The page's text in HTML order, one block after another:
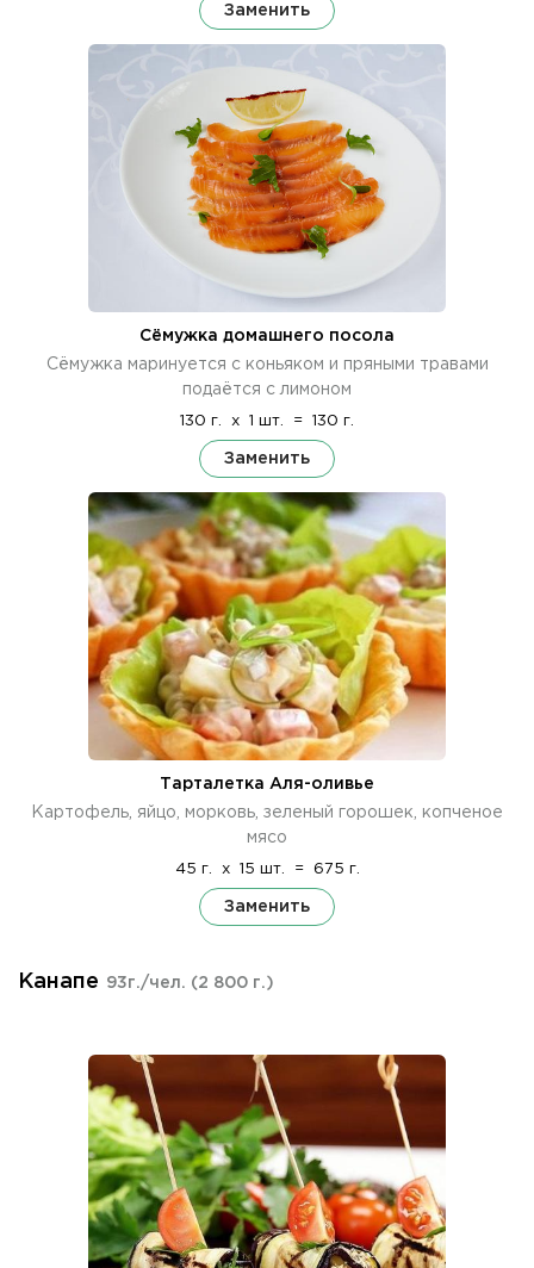
Заменить
Сёмужка домашнего посола
Сёмужка маринуется с коньяком и пряными травами
подаётся с лимоном
130 г. x 1 шт. = 130 г.
Заменить
Тарталетка Аля-оливье
Картофель, яйцо, морковь, зеленый горошек, копченое
мясо
45 г. x 15 шт. = 675 г.
Заменить
Канапе 93г./чел. (2 800 г.)